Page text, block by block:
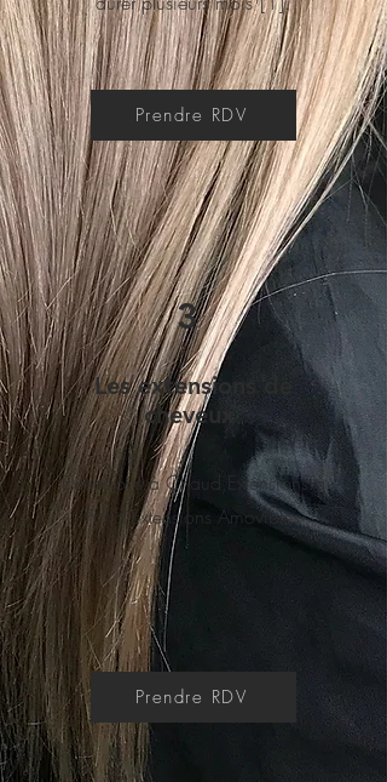
Prendre RDV
3
Les extensions de
cheveux
Extensions à Chaud,Extensions à
Froid,Extensions Amovibles
Prendre RDV